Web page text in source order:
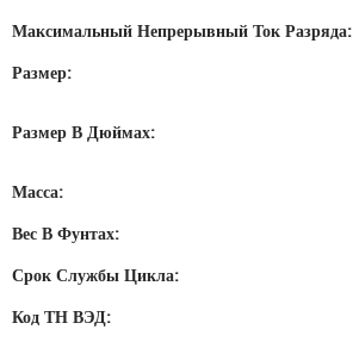
Максимальный Непрерывный Ток Разряда:
Размер:
Размер В Дюймах:
Масса:
Вес В Фунтах:
Срок Службы Цикла:
Код ТН ВЭД: